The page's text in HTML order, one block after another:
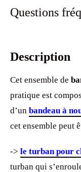
Questions
Description
Cet ensemble de
pratique est
d’un bandeau à
cet ensemble peut
-> le turban pour
turban qui